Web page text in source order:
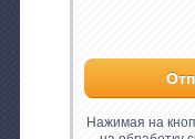
Нажимая на